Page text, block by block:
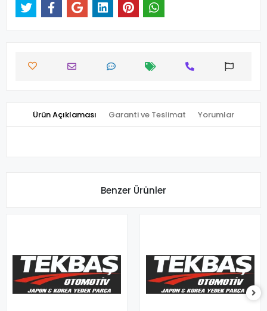
Ürün Açıklaması Garanti ve Teslimat Yorumlar
Benzer Ürünler